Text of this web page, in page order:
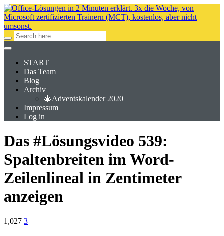
START
Das Team
Blog
Archiv
🎄Adventskalender 2020
Impressum
Log in
Das #Lösungsvideo 539:
Spaltenbreiten im Word-
Zeilenlineal in Zentimeter
anzeigen
1,027 3